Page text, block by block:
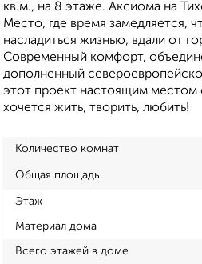
кв.м., на 8 этаже. Аксиома на
Место, где время замедляется,
насладиться жизнью, вдали от
Современный комфорт,
дополненный
этот проект настоящим местом
хочется жить, творить, любить!
Количество комнат
Общая площадь
Этаж
Материал дома
Всего этажей в доме